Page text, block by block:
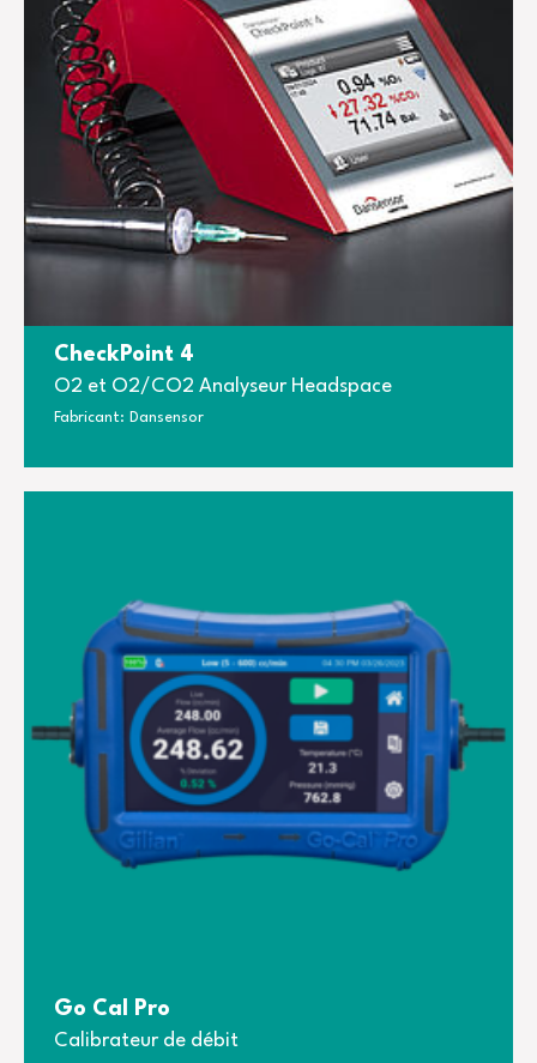
CheckPoint 4
O2 et O2/CO2 Analyseur Headspace
Fabricant: Dansensor
Go Cal Pro
Calibrateur de débit